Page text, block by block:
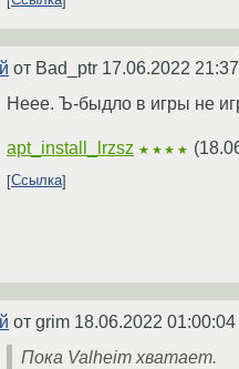
от Bad_ptr 17.06.2022
Неее. Ъ-быдло в игры не
apt_install_lrzsz ★★★★ (
Ссылка
от grim 18.06.2022
Пока Valheim хватает.